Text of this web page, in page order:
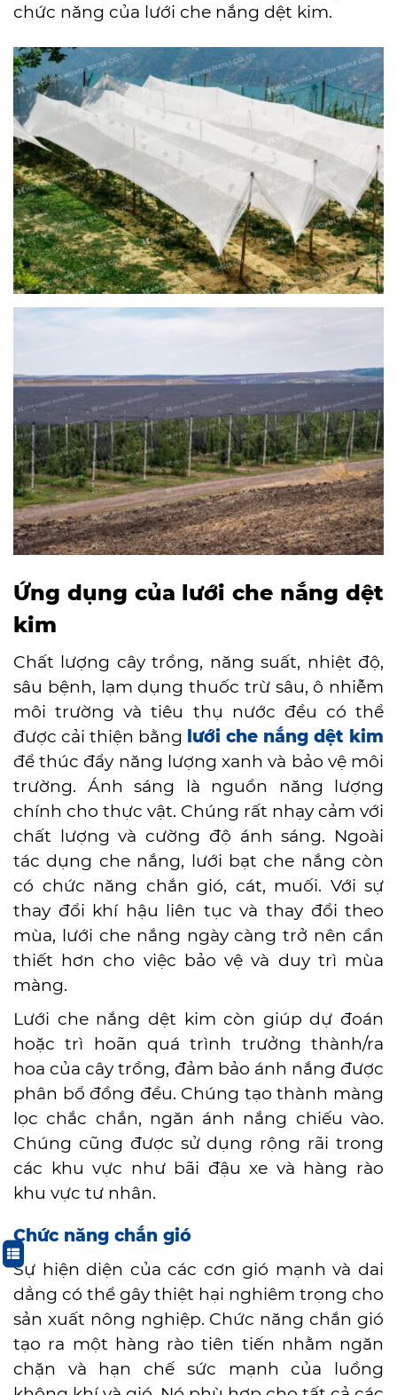
chức năng của lưới che nắng dệt kim.
Ứng dụng của lưới che nắng dệt
kim
Chất lượng cây trồng, năng suất, nhiệt độ,
sâu bệnh, lạm dụng thuốc trừ sâu, ô nhiễm
môi trường và tiêu thụ nước đều có thể
được cải thiện bằng lưới che nắng dệt kim
để thúc đẩy năng lượng xanh và bảo vệ môi
trường. Ánh sáng là nguồn năng lượng
chính cho thực vật. Chúng rất nhạy cảm với
chất lượng và cường độ ánh sáng. Ngoài
tác dụng che nắng, lưới bạt che nắng còn
có chức năng chắn gió, cát, muối. Với sự
thay đổi khí hậu liên tục và thay đổi theo
mùa, lưới che nắng ngày càng trở nên cần
thiết hơn cho việc bảo vệ và duy trì mùa
màng.
Lưới che nắng dệt kim còn giúp dự đoán
hoặc trì hoãn quá trình trưởng thành/ra
hoa của cây trồng, đảm bảo ánh nắng được
phân bổ đồng đều. Chúng tạo thành màng
lọc chắc chắn, ngăn ánh nắng chiếu vào.
Chúng cũng được sử dụng rộng rãi trong
các khu vực như bãi đậu xe và hàng rào
khu vực tư nhân.
Chức năng chắn gió
Sự hiện diện của các cơn gió mạnh và dai
dẳng có thể gây thiệt hại nghiêm trọng cho
sản xuất nông nghiệp. Chức năng chắn gió
tạo ra một hàng rào tiên tiến nhằm ngăn
chặn và hạn chế sức mạnh của luồng